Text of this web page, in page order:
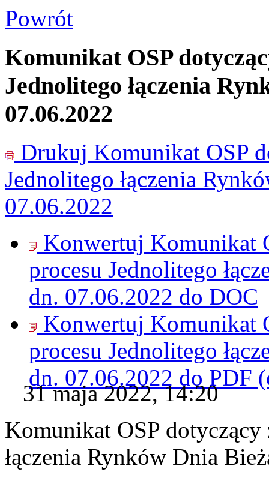
Powrót
Komunikat OSP
Jednolitego łączenia
07.06.2022
Drukuj Komunikat OSP
Jednolitego łączenia
07.06.2022
Konwertuj Komunikat
procesu Jednolitego
dn. 07.06.2022 do DOC
Konwertuj Komunikat
procesu Jednolitego
dn. 07.06.2022 do PDF
31 maja 2022, 14:20
Komunikat OSP dotyczący
łączenia Rynków Dnia